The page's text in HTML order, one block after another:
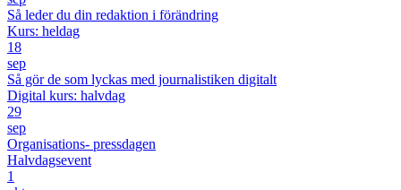
Så leder du din redaktion i förändring
Kurs: heldag
18
sep
Så gör de som lyckas med journalistiken digitalt
Digital kurs: halvdag
29
sep
Organisations- pressdagen
Halvdagsevent
1